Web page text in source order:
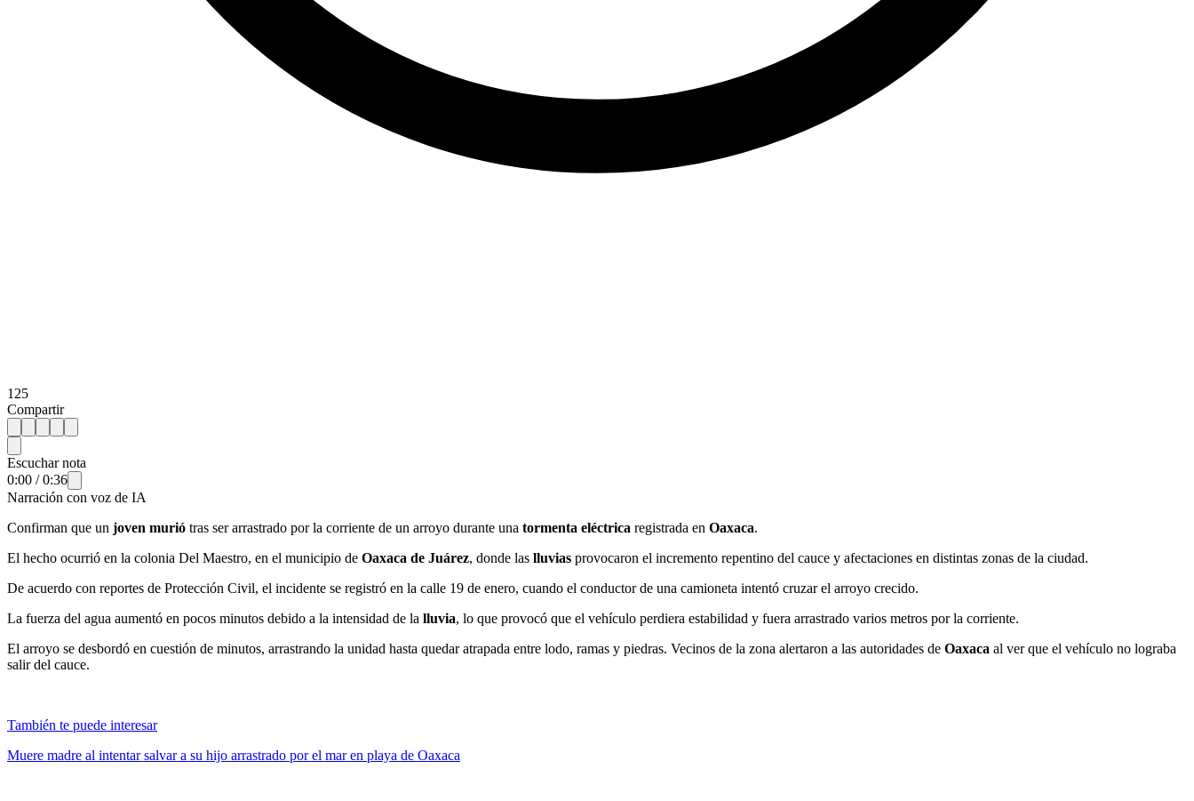
125
Compartir
Escuchar nota
0:00 /0:36
Narración con voz de IA
Confirman que un joven murió tras ser arrastrado por la corriente de un arroyo durante una tormenta eléctrica registrada en Oaxaca.
El hecho ocurrió en la colonia Del Maestro, en el municipio de Oaxaca de Juárez, donde las lluvias provocaron el incremento repentino del cauce y afectaciones en distintas zonas de la ciudad.
De acuerdo con reportes de Protección Civil, el incidente se registró en la calle 19 de enero, cuando el conductor de una camioneta intentó cruzar el arroyo crecido.
La fuerza del agua aumentó en pocos minutos debido a la intensidad de la lluvia, lo que provocó que el vehículo perdiera estabilidad y fuera arrastrado varios metros por la corriente.
El arroyo se desbordó en cuestión de minutos, arrastrando la unidad hasta quedar atrapada entre lodo, ramas y piedras. Vecinos de la zona alertaron a las autoridades de Oaxaca al ver que el vehículo no lograba
salir del cauce.
También te puede interesar
Muere madre al intentar salvar a su hijo arrastrado por el mar en playa de Oaxaca